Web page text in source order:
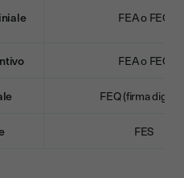
FEA o FEQ
FEA o FEQ
FEQ (firma
FES